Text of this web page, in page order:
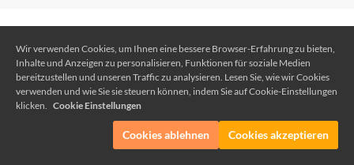
"Endlich kein abgehobener Guru, sondern ein
Mensch wie Du und ich. Ich bin begeistert wie
authentisch und hilfreich seine Erklärungen und
Fragen sind."
Wir verwenden Cookies, um Ihnen eine bessere Browser-Erfahrung zu bieten,
Inhalte und Anzeigen zu personalisieren, Funktionen für soziale Medien
bereitzustellen und unseren Traffic zu analysieren. Lesen Sie, wie wir Cookies
verwenden und wie Sie sie steuern können, indem Sie auf Cookie-Einstellungen
klicken. Cookie Einstellungen
Cookies ablehnen Cookies akzeptieren